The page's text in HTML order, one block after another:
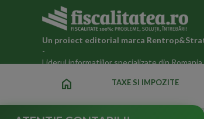
Un proiect editorial marca
-
Liderul informatiilor specializate din Romania
home TAXE SI IMPOZITE